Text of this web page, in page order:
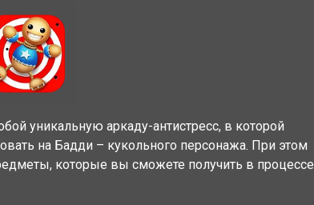
уникальную аркаду-антистресс, в которой
на Бадди – кукольного персонажа. При этом
которые вы сможете получить в процессе